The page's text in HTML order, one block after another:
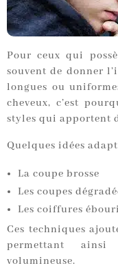
Pour ceux qui
souvent de donner
longues ou
cheveux, c’est
styles qui apportent
Quelques idées
La coupe brosse
Les coupes
Les coiffures
Ces techniques
permettant
volumineuse.